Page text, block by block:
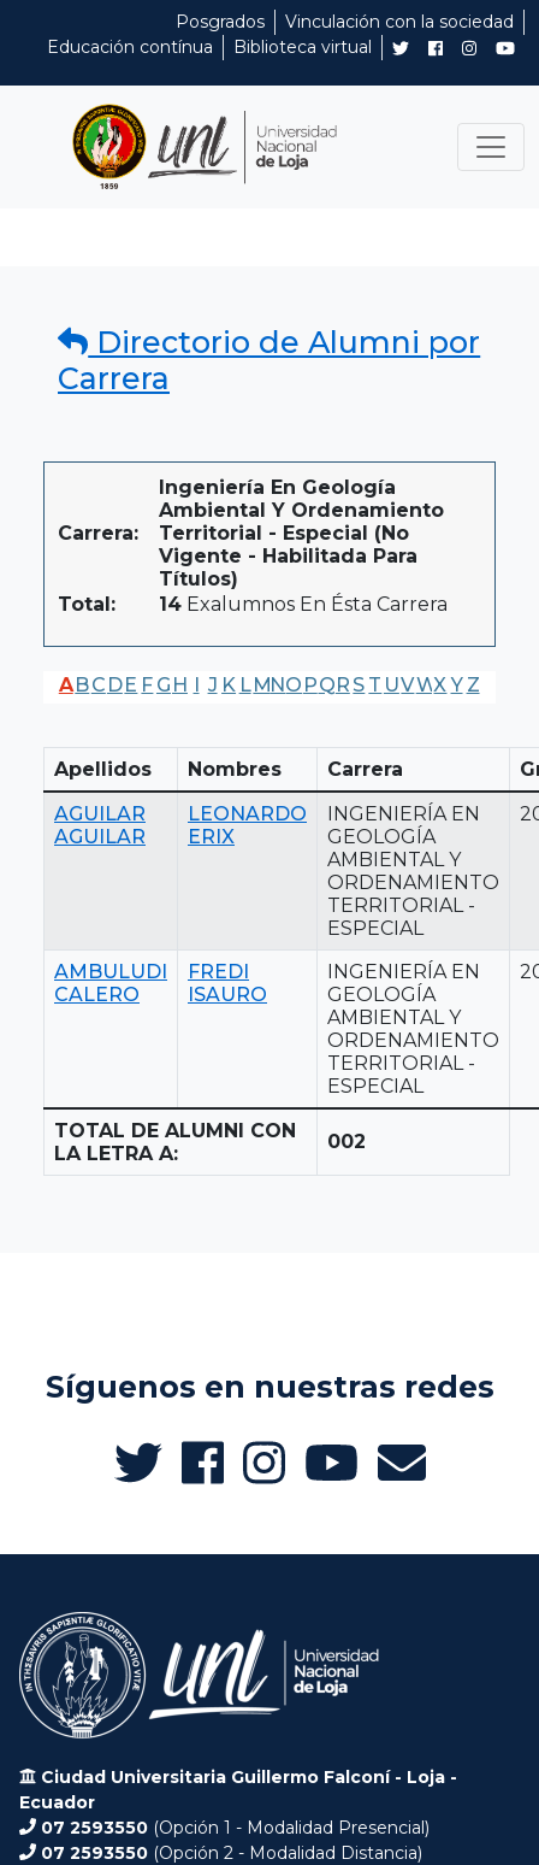
Posgrados
Vinculación con la sociedad
Educación contínua
Biblioteca virtual
Directorio de Alumni por
Carrera
Carrera:
Ingeniería En Geología
Ambiental Y Ordenamiento
Territorial - Especial (No
Vigente - Habilitada Para
Títulos)
Total:
14 Exalumnos En Ésta Carrera
ABC DE F G H I J K LMNO PQR S T UVWX Y Z
Apellidos Nombres Carrera
AGUILAR
AGUILAR
LEONARDO
ERIX
INGENIERÍA EN
GEOLOGÍA
AMBIENTAL Y
ORDENAMIENTO
TERRITORIAL -
ESPECIAL
AMBULUDI
CALERO
FREDI
ISAURO
INGENIERÍA EN
GEOLOGÍA
AMBIENTAL Y
ORDENAMIENTO
TERRITORIAL -
ESPECIAL
TOTAL DE ALUMNI CON
LA LETRA A:
002
Síguenos en nuestras redes
Ciudad Universitaria Guillermo Falconí - Loja -
Ecuador
07 2593550 (Opción 1 - Modalidad Presencial)
07 2593550 (Opción 2 - Modalidad Distancia)